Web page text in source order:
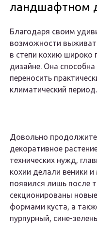
ландшафтном
Благодаря своим
возможности
в степи кохию
дизайне. Она
переносить
климатический период.
Довольно
декоративное
технических нужд,
кохии делали веники и
появился лишь после
секционированы
формами куста, а
пурпурный, сине-